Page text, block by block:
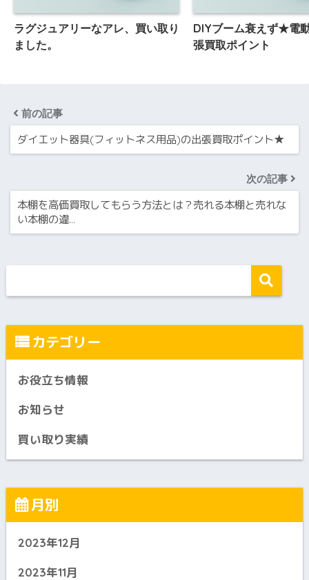
ラグジュアリーなアレ、買い取り
ました。
DIYブーム衰えず★電
張買取ポイント
前の記事
ダイエット器具(フィットネス用品)の出張買取ポイント★
次の記事
本棚を高価買取してもらう方法とは？売れる本棚と売れな
い本棚の違…
カテゴリー
お役立ち情報
お知らせ
買い取り実績
月別
2023年12月
2023年11月